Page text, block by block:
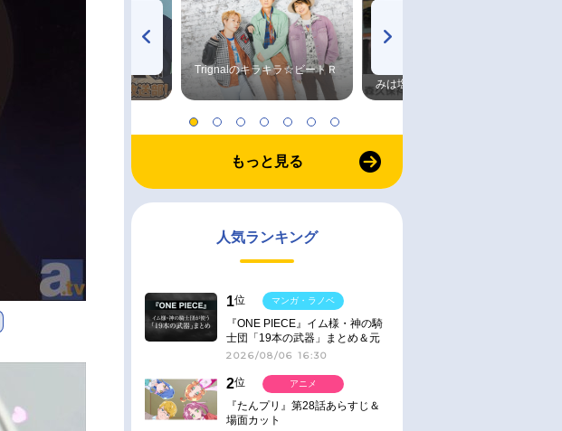
Trignalのキラキラ☆ビートＲ
みは塩だけ
もっと見る
人気ランキング
1位
『ONE PIECE』イム様・神の騎
士団「19本の武器」まとめ＆元
ネタ
2026/08/06 16:30
マンガ・ラノベ
2位
『たんプリ』第28話あらすじ＆
場面カット
アニメ